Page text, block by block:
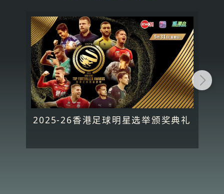
2025-26香港足球明星选举颁奖典礼